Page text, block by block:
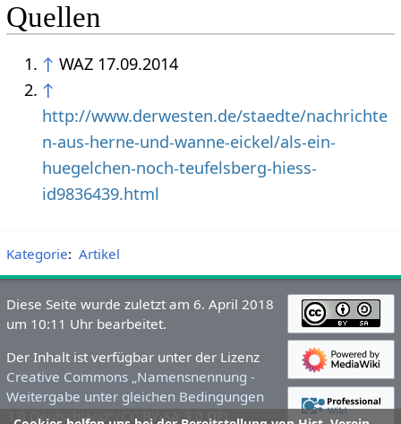
Quellen
↑ WAZ 17.09.2014
↑
http://www.derwesten.de/staedte/nachrichte
n-aus-herne-und-wanne-eickel/als-ein-
huegelchen-noch-teufelsberg-hiess-
id9836439.html
Kategorie: Artikel
Diese Seite wurde zuletzt am 6. April 2018
um 10:11 Uhr bearbeitet.
Der Inhalt ist verfügbar unter der Lizenz
Creative Commons „Namensnennung -
Weitergabe unter gleichen Bedingungen
3.0 Deutschland“ (CC BY-SA 3.0 DE)